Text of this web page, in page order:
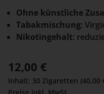
Ohne künstliche
Tabakmischung:
Nikotingehalt:
Regulärer Preis:
12,00 €
Inhalt: 30 Zigaretten (40,00